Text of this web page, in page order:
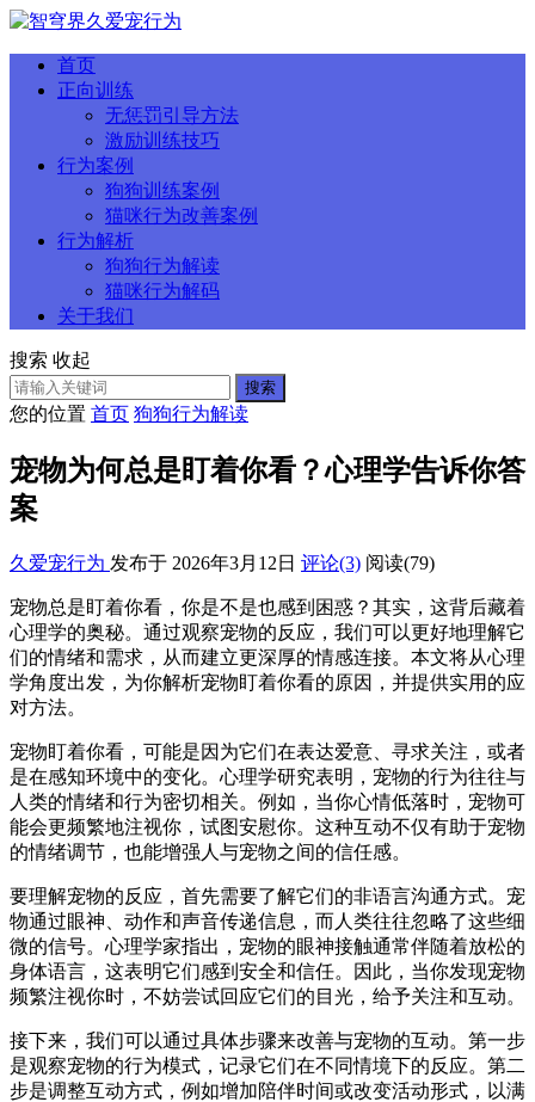
首页
正向训练
无惩罚引导方法
激励训练技巧
行为案例
狗狗训练案例
猫咪行为改善案例
行为解析
狗狗行为解读
猫咪行为解码
关于我们
搜索 收起
搜索
您的位置 首页 狗狗行为解读
宠物为何总是盯着你看？心理学告诉你答
案
久爱宠行为 发布于 2026年3月12日 评论(3) 阅读(79)
宠物总是盯着你看，你是不是也感到困惑？其实，这背后藏着
心理学的奥秘。通过观察宠物的反应，我们可以更好地理解它
们的情绪和需求，从而建立更深厚的情感连接。本文将从心理
学角度出发，为你解析宠物盯着你看的原因，并提供实用的应
对方法。
宠物盯着你看，可能是因为它们在表达爱意、寻求关注，或者
是在感知环境中的变化。心理学研究表明，宠物的行为往往与
人类的情绪和行为密切相关。例如，当你心情低落时，宠物可
能会更频繁地注视你，试图安慰你。这种互动不仅有助于宠物
的情绪调节，也能增强人与宠物之间的信任感。
要理解宠物的反应，首先需要了解它们的非语言沟通方式。宠
物通过眼神、动作和声音传递信息，而人类往往忽略了这些细
微的信号。心理学家指出，宠物的眼神接触通常伴随着放松的
身体语言，这表明它们感到安全和信任。因此，当你发现宠物
频繁注视你时，不妨尝试回应它们的目光，给予关注和互动。
接下来，我们可以通过具体步骤来改善与宠物的互动。第一步
是观察宠物的行为模式，记录它们在不同情境下的反应。第二
步是调整互动方式，例如增加陪伴时间或改变活动形式，以满